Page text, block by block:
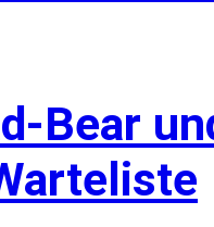
Bear